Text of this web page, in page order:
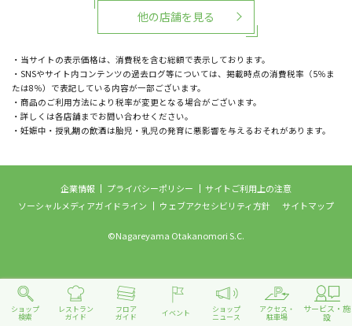
ショップ
検索
レストラン
ガイド
フロア
ガイド イベント ショップ
ニュース
アクセス・
駐車場
サービス・施
設
・当サイトの表示価格は、消費税を含む総額で表示しております。
・SNSやサイト内コンテンツの過去ログ等については、掲載時点の消費税率（5％ま
たは8％）で表記している内容が一部ございます。
・商品のご利用方法により税率が変更となる場合がございます。
・詳しくは各店舗までお問い合わせください。
・妊娠中・授乳期の飲酒は胎児・乳児の発育に悪影響を与えるおそれがあります。
他の店舗を見る
企業情報 プライバシーポリシー
サイトご利用上の注意
ソーシャルメディアガイドライン
ウェブアクセシビリティ方針 サイトマップ
©Nagareyama Otakanomori S.C.